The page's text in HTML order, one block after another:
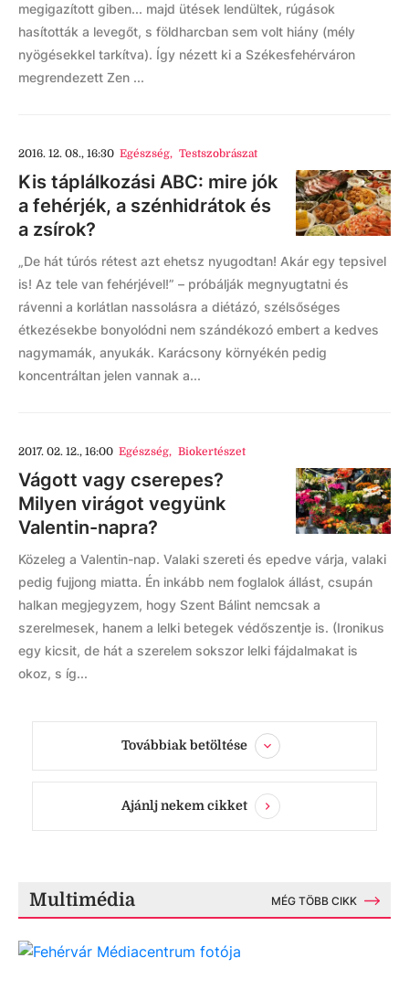
megigazított giben... majd ütések lendültek, rúgások
hasították a levegőt, s földharcban sem volt hiány (mély
nyögésekkel tarkítva). Így nézett ki a Székesfehérváron
megrendezett Zen ...
2016. 12. 08., 16:30 Egészség, Testszobrászat
Kis táplálkozási ABC: mire jók
a fehérjék, a szénhidrátok és
a zsírok?
„De hát túrós rétest azt ehetsz nyugodtan! Akár egy tepsivel
is! Az tele van fehérjével!” – próbálják megnyugtatni és
rávenni a korlátlan nassolásra a diétázó, szélsőséges
étkezésekbe bonyolódni nem szándékozó embert a kedves
nagymamák, anyukák. Karácsony környékén pedig
koncentráltan jelen vannak a...
2017. 02. 12., 16:00 Egészség, Biokertészet
Vágott vagy cserepes?
Milyen virágot vegyünk
Valentin-napra?
Közeleg a Valentin-nap. Valaki szereti és epedve várja, valaki
pedig fujjong miatta. Én inkább nem foglalok állást, csupán
halkan megjegyzem, hogy Szent Bálint nemcsak a
szerelmesek, hanem a lelki betegek védőszentje is. (Ironikus
egy kicsit, de hát a szerelem sokszor lelki fájdalmakat is
okoz, s íg...
Továbbiak betöltése
Ajánlj nekem cikket
Multimédia MÉG TÖBB CIKK